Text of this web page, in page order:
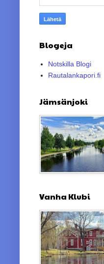
Blogeja
Notskilla Blogi
Rautalankapori.fi
Jämsänjoki
Vanha Klubi